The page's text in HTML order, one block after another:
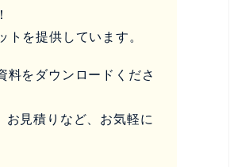
トを提供しています。
料をダウンロードくださ
お見積りなど、お気軽に